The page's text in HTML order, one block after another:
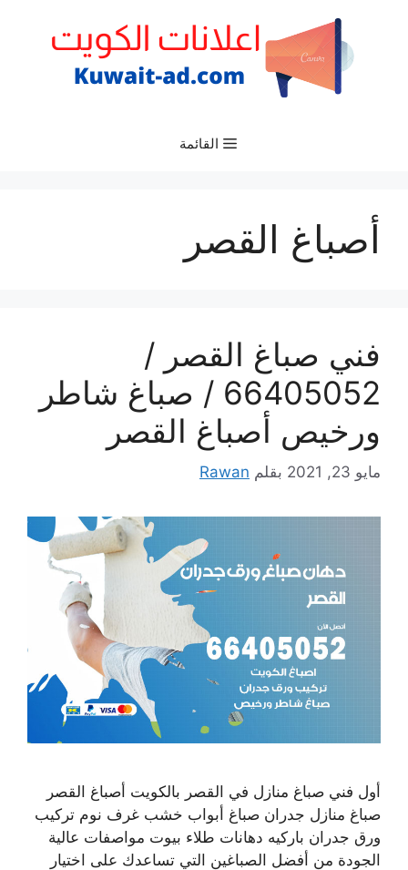
القائمة
أصباغ القصر
فني صباغ القصر /
66405052 / صباغ شاطر
ورخيص أصباغ القصر
مايو 23, 2021 بقلم Rawan
أول فني صباغ منازل في القصر بالكويت أصباغ القصر
صباغ منازل جدران صباغ أبواب خشب غرف نوم تركيب
ورق جدران باركيه دهانات طلاء بيوت مواصفات عالية
الجودة من أفضل الصباغين التي تساعدك على اختيار